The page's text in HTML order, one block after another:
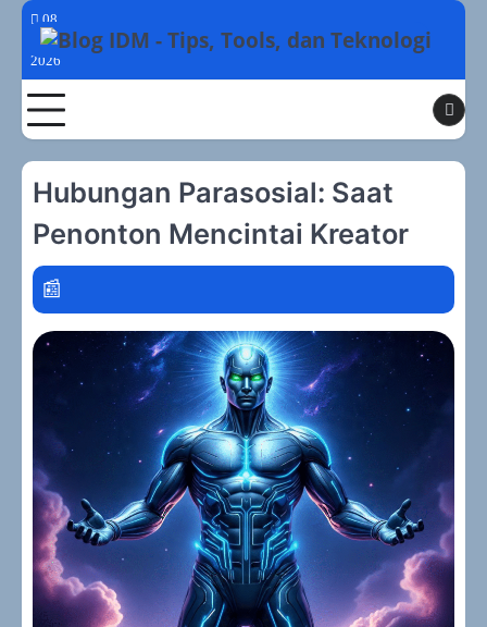
Skip
content
08
Agustus
2026
Toggle
Hubungan Parasosial: Saat
Penonton Mencintai Kreator